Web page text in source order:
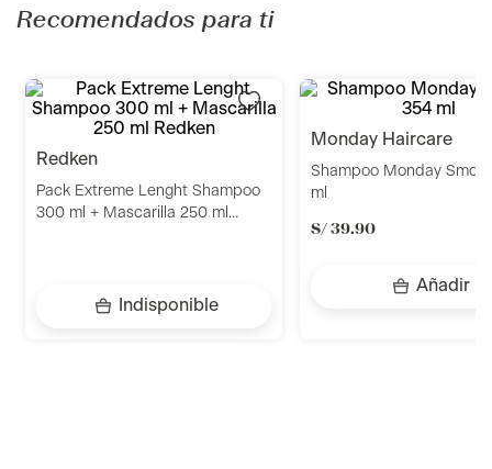
Recomendados para ti
redken
Pack Extreme Lenght Shampoo
300 ml + Mascarilla 250 ml
Indisponible
monday haircare
Shampoo Monday
ml
S/ 39.90
Añadir